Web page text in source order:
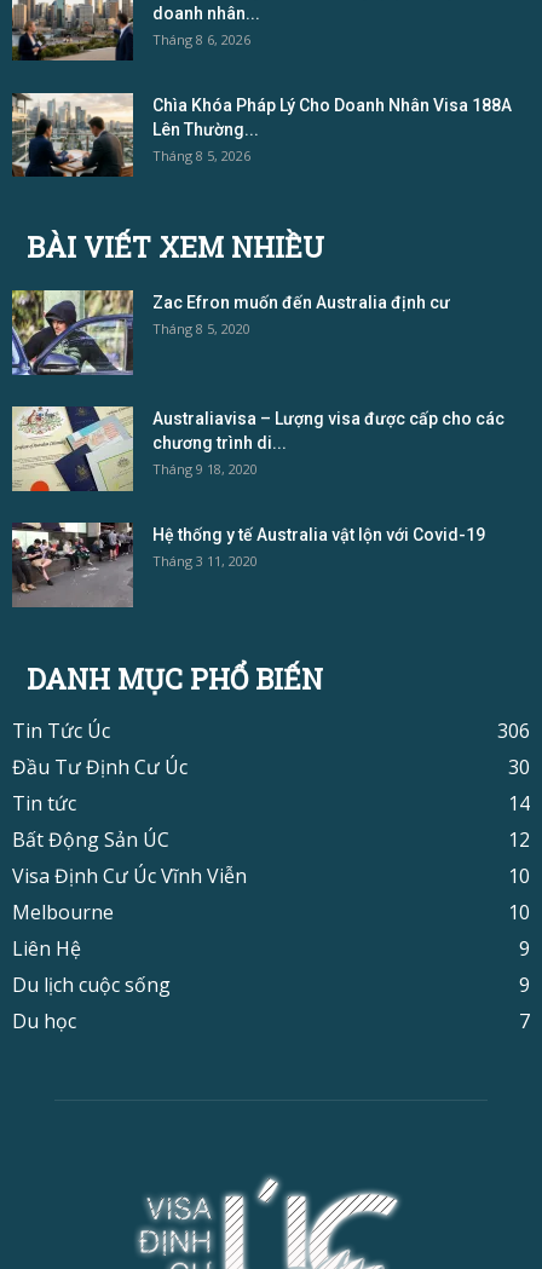
doanh nhân...
Tháng 8 6, 2026
Chìa Khóa Pháp Lý Cho Doanh Nhân Visa 188A
Lên Thường...
Tháng 8 5, 2026
BÀI VIẾT XEM NHIỀU
Zac Efron muốn đến Australia định cư
Tháng 8 5, 2020
Australiavisa – Lượng visa được cấp cho các
chương trình di...
Tháng 9 18, 2020
Hệ thống y tế Australia vật lộn với Covid-19
Tháng 3 11, 2020
DANH MỤC PHỔ BIẾN
Tin Tức Úc
306
Đầu Tư Định Cư Úc
30
Tin tức
14
Bất Động Sản ÚC
12
Visa Định Cư Úc Vĩnh Viễn
10
Melbourne
10
Liên Hệ
9
Du lịch cuộc sống
9
Du học
7